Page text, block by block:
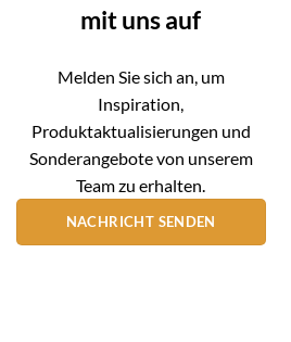
mit uns auf
Melden Sie sich an, um
Inspiration,
Produktaktualisierungen und
Sonderangebote von unserem
Team zu erhalten.
NACHRICHT SENDEN